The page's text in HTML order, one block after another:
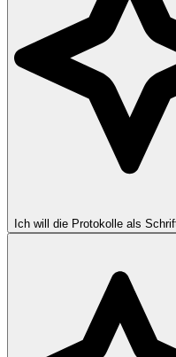
Ich will die Protokolle als